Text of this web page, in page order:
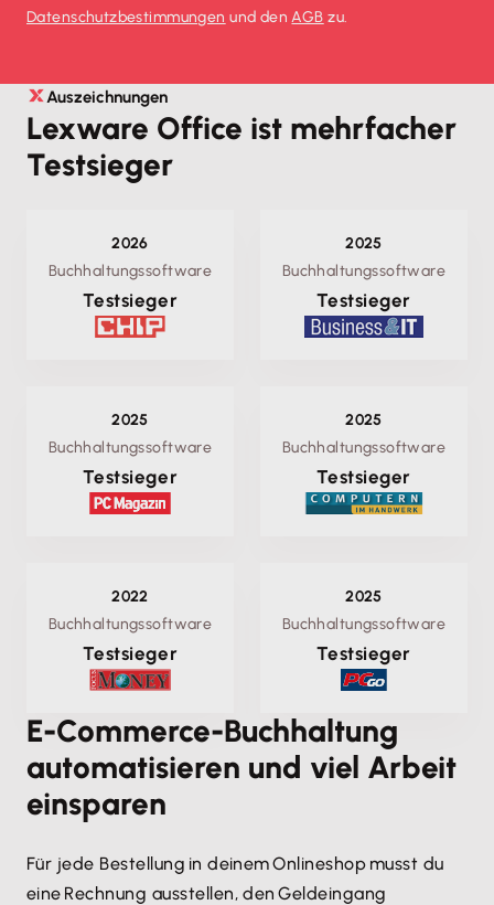
Datenschutz­bestimmungen und denAGB zu.
Auszeichnungen
Lexware Office ist mehrfacher
Testsieger
2026
Buchhaltungssoftware
Testsieger
2025
Buchhaltungssoftware
Testsieger
2025
Buchhaltungssoftware
Testsieger
2025
Buchhaltungssoftware
Testsieger
2022
Buchhaltungssoftware
Testsieger
2025
Buchhaltungssoftware
Testsieger
E-Commerce-Buchhaltung
automatisieren und viel Arbeit
einsparen
Für jede Bestellung in deinem Onlineshop musst du
eine Rechnung ausstellen, den Geldeingang